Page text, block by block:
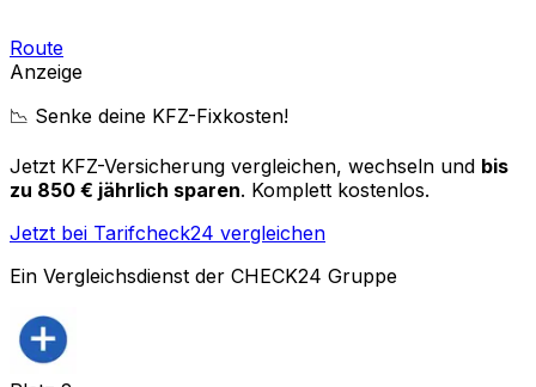
Route
Anzeige
📉 Senke deine KFZ-Fixkosten!
Jetzt KFZ-Versicherung vergleichen, wechseln und bis
zu 850 € jährlich sparen. Komplett kostenlos.
Jetzt bei Tarifcheck24 vergleichen
Ein Vergleichsdienst der CHECK24 Gruppe